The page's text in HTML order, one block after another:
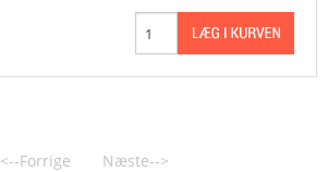
<--Forrige Næste-->